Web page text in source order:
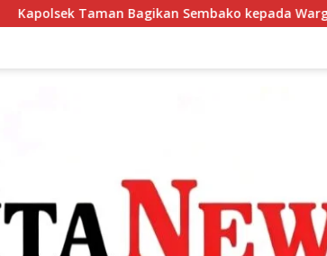
kepada Warga, Ajak Anggota Peduli Sosial